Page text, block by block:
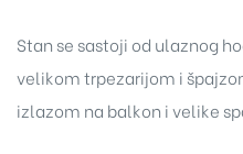
Stan se sastoji od ulaznog
velikom trpezarijom i
izlazom na balkon i velike